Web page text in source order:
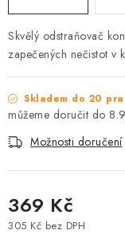
Skvělý odstraňovač
zapečených nečistot v
Skladem do 20
Možnosti doručení
369 Kč
305 Kč bez DPH